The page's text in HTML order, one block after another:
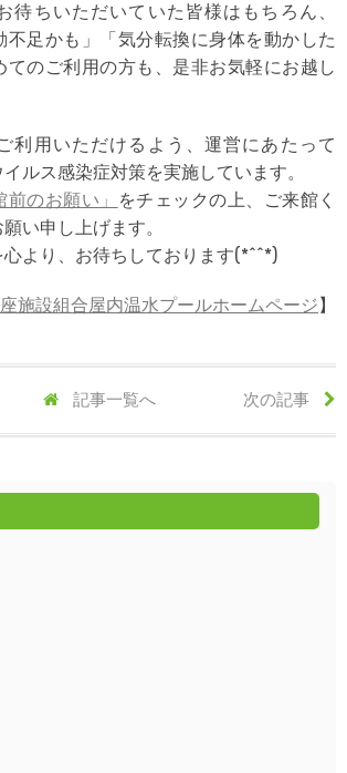
待ちいただいていた皆様はもちろん、
不足かも」「気分転換に身体を動かした
てのご利用の方も、是非お気軽にお越し
利用いただけるよう、運営にあたって
ルス感染症対策を実施しています。
前のお願い」
をチェックの上、ご来館く
い申し上げます。
より、お待ちしております(*^^*)
施設組合屋内温水プールホームページ】
記事一覧へ 次の記事